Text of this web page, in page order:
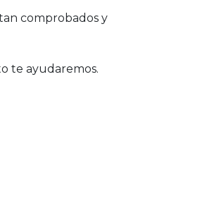
comprobados y
te ayudaremos.